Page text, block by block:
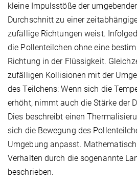
kleine Impulsstöße der
Durchschnitt zu einer
zufällige Richtungen weist.
die Pollenteilchen ohne eine
Richtung in der Flüssigkeit.
zufälligen Kollisionen mit der
des Teilchens: Wenn sich die
erhöht, nimmt auch die Stärke der
Dies beschreibt einen
sich die Bewegung des
Umgebung anpasst.
Verhalten durch die sogenannte
beschrieben.